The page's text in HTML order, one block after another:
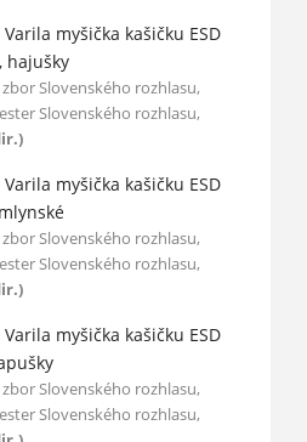
myšička kašičku ESD
hajušky
Slovenského rozhlasu,
Slovenského rozhlasu,
myšička kašičku ESD
Slovenského rozhlasu,
Slovenského rozhlasu,
myšička kašičku ESD
Slovenského rozhlasu,
Slovenského rozhlasu,